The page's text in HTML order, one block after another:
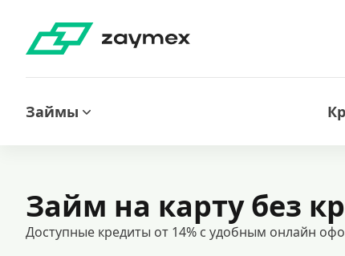
Займы
Займ на карту без
Доступные кредиты от 14% с удобным онлайн